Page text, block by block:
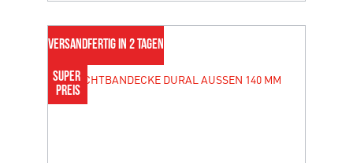
VERSANDFERTIG IN 2 TAGEN
SUPER
PREIS